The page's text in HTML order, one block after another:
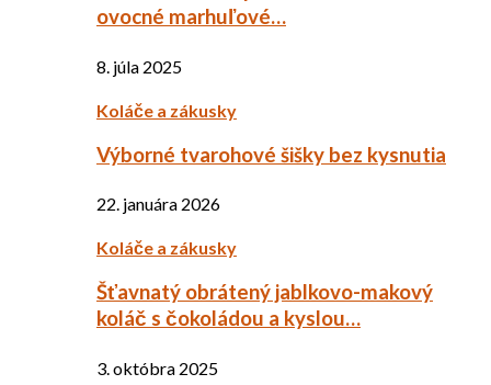
ovocné marhuľové…
8. júla 2025
Koláče a zákusky
Výborné tvarohové šišky bez kysnutia
22. januára 2026
Koláče a zákusky
Šťavnatý obrátený jablkovo-makový
koláč s čokoládou a kyslou…
3. októbra 2025